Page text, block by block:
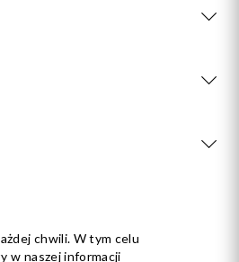
chwili. W tym celu
w naszej informacji